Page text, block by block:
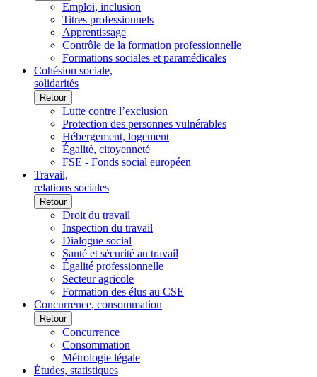
Emploi, inclusion
Titres professionnels
Apprentissage
Contrôle de la formation professionnelle
Formations sociales et paramédicales
Cohésion sociale,
solidarités
Retour
Lutte contre l’exclusion
Protection des personnes vulnérables
Hébergement, logement
Égalité, citoyenneté
FSE - Fonds social européen
Travail,
relations sociales
Retour
Droit du travail
Inspection du travail
Dialogue social
Santé et sécurité au travail
Égalité professionnelle
Secteur agricole
Formation des élus au CSE
Concurrence, consommation
Retour
Concurrence
Consommation
Métrologie légale
Études, statistiques